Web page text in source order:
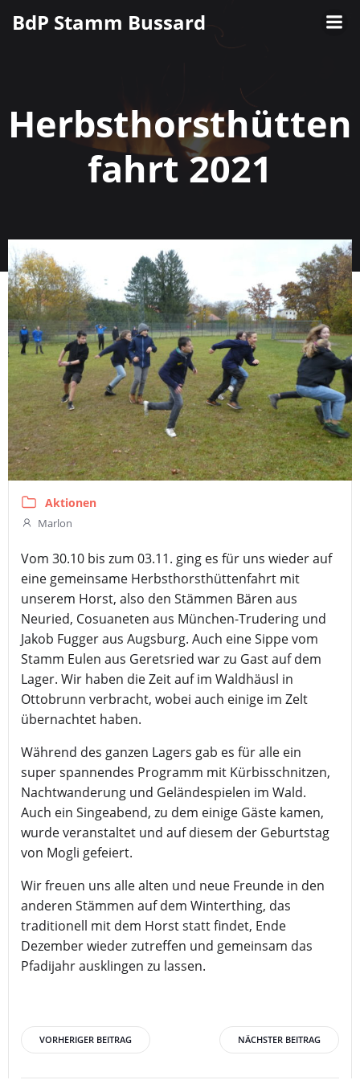
Inhalt
BdP Stamm Bussard
Herbsthorsthütten
fahrt 2021
Aktionen
Marlon
Vom 30.10 bis zum 03.11. ging es für uns wieder auf
eine gemeinsame Herbsthorsthüttenfahrt mit
unserem Horst, also den Stämmen Bären aus
Neuried, Cosuaneten aus München-Trudering und
Jakob Fugger aus Augsburg. Auch eine Sippe vom
Stamm Eulen aus Geretsried war zu Gast auf dem
Lager. Wir haben die Zeit auf im Waldhäusl in
Ottobrunn verbracht, wobei auch einige im Zelt
übernachtet haben.
Während des ganzen Lagers gab es für alle ein
super spannendes Programm mit Kürbisschnitzen,
Nachtwanderung und Geländespielen im Wald.
Auch ein Singeabend, zu dem einige Gäste kamen,
wurde veranstaltet und auf diesem der Geburtstag
von Mogli gefeiert.
Wir freuen uns alle alten und neue Freunde in den
anderen Stämmen auf dem Winterthing, das
traditionell mit dem Horst statt findet, Ende
Dezember wieder zutreffen und gemeinsam das
Pfadijahr ausklingen zu lassen.
Post
VORHERIGER BEITRAG
PostNÄCHSTER BEITRAG